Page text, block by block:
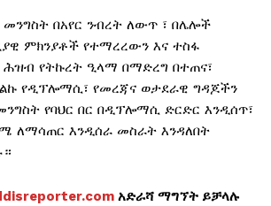
በአየር ንብረት ለውጥ ፣ በሌሎች
ምክንያቶች የተማረረውን እና ተስፋ
ሕዝብ የትኩረት ዒላማ በማድረግ በተጠና፣
የዲፕሎማሲ፣ የመረጃና ወታደራዊ ግዳጆችን
የባህር በር በዲፕሎማሲ ድርድር እንዲሰጥ፣
ለማሳጠር እንዲሰራ መስራት እንዳለበት
አድራሻ ማግኘት ይቻላሉ